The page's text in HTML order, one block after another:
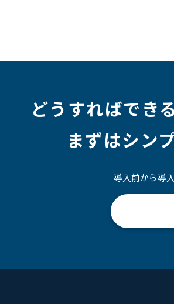
どうすればできる
まずはシン
導入前から導